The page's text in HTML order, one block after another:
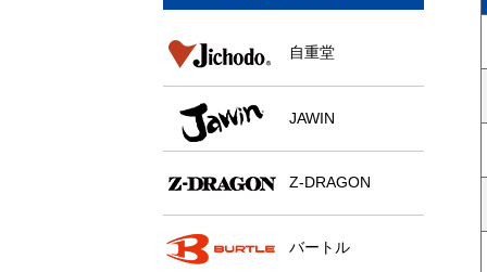
自重堂
JAWIN
Z-DRAGON
バートル